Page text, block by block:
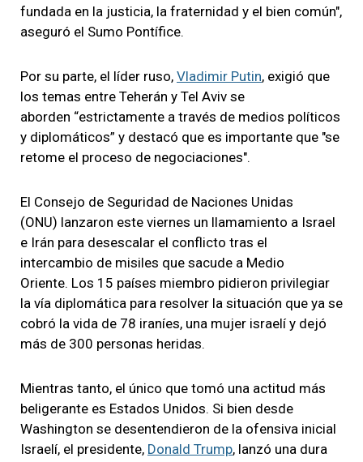
fundada en la justicia, la fraternidad y el bien común",
aseguró el Sumo Pontífice.
Por su parte, el líder ruso, Vladimir Putin, exigió que
los temas entre Teherán y Tel Aviv se
aborden “estrictamente a través de medios políticos
y diplomáticos” y destacó que es importante que "se
retome el proceso de negociaciones".
El Consejo de Seguridad de Naciones Unidas
(ONU) lanzaron este viernes un llamamiento a Israel
e Irán para desescalar el conflicto tras el
intercambio de misiles que sacude a Medio
Oriente. Los 15 países miembro pidieron privilegiar
la vía diplomática para resolver la situación que ya se
cobró la vida de 78 iraníes, una mujer israelí y dejó
más de 300 personas heridas.
Mientras tanto, el único que tomó una actitud más
beligerante es Estados Unidos. Si bien desde
Washington se desentendieron de la ofensiva inicial
Israelí, el presidente, Donald Trump, lanzó una dura